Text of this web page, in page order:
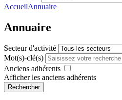
AccueilAnnuaire
Annuaire
Secteur d'activité
Mot(s)-clé(s)
Anciens adhérents
Afficher les anciens adhérents
Rechercher